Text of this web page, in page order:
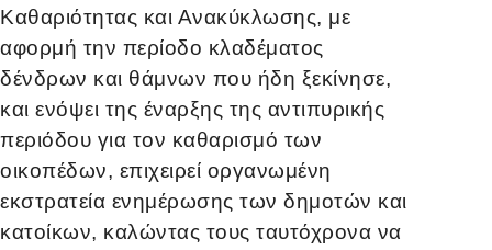
Καθαριότητας και Ανακύκλωσης, με
αφορμή την περίοδο κλαδέματος
δένδρων και θάμνων που ήδη ξεκίνησε,
και ενόψει της έναρξης της αντιπυρικής
περιόδου για τον καθαρισμό των
οικοπέδων, επιχειρεί οργανωμένη
εκστρατεία ενημέρωσης των δημοτών και
κατοίκων, καλώντας τους ταυτόχρονα να